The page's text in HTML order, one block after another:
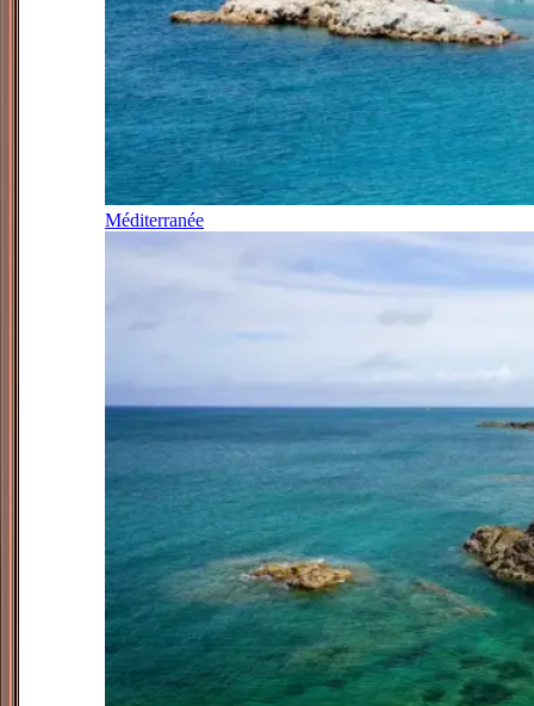
Méditerranée